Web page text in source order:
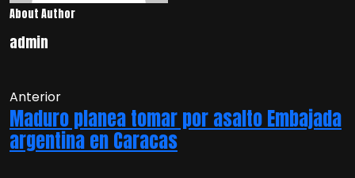
About Author
admin
Anterior
Maduro planea tomar por asalto Embajada
argentina en Caracas